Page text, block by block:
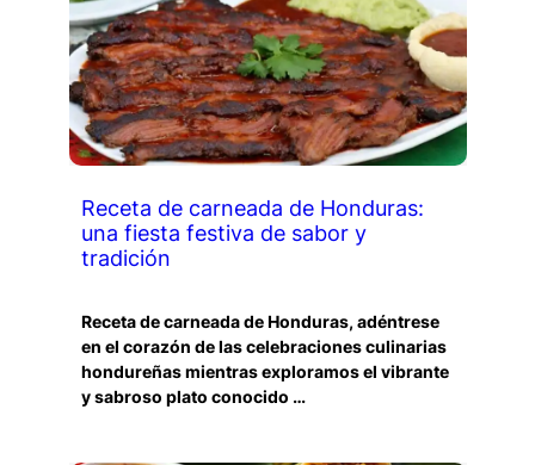
Receta de carneada de Honduras:
una fiesta festiva de sabor y
tradición
Receta de carneada de Honduras, adéntrese
en el corazón de las celebraciones culinarias
hondureñas mientras exploramos el vibrante
y sabroso plato conocido …